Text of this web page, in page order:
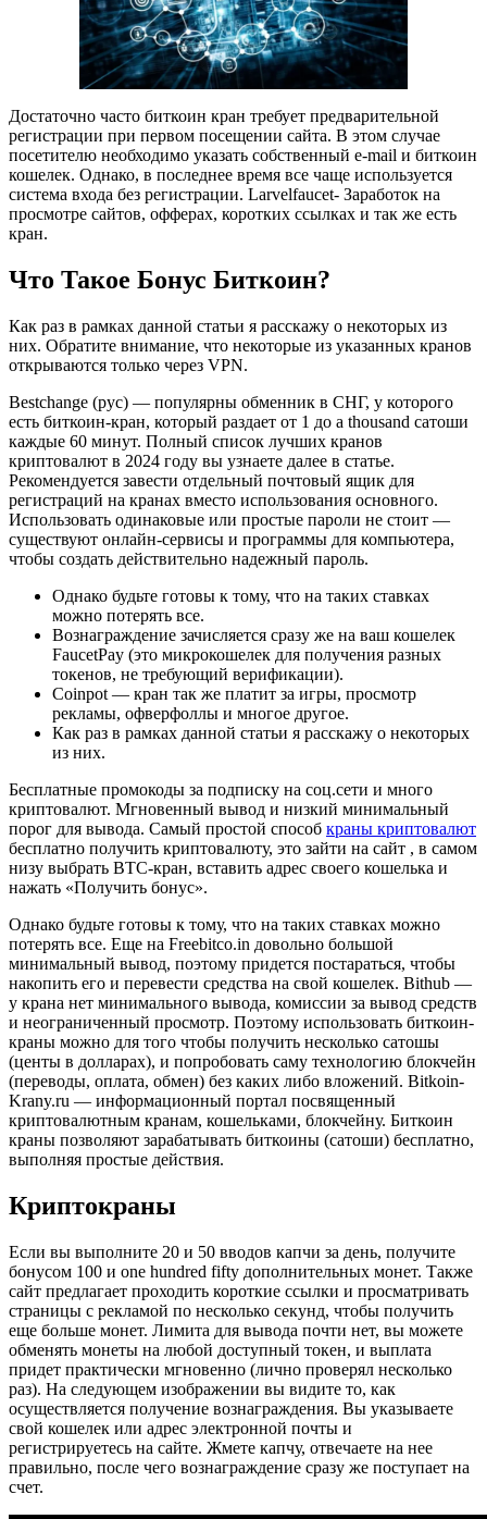
Достаточно часто биткоин кран требует предварительной
регистрации при первом посещении сайта. В этом случае
посетителю необходимо указать собственный e-mail и биткоин
кошелек. Однако, в последнее время все чаще используется
система входа без регистрации. Larvelfaucet- Заработок на
просмотре сайтов, офферах, коротких ссылках и так же есть
кран.
Что Такое Бонус Биткоин?
Как раз в рамках данной статьи я расскажу о некоторых из
них. Обратите внимание, что некоторые из указанных кранов
открываются только через VPN.
Bestchange (рус) — популярны обменник в СНГ, у которого
есть биткоин-кран, который раздает от 1 до a thousand сатоши
каждые 60 минут. Полный список лучших кранов
криптовалют в 2024 году вы узнаете далее в статье.
Рекомендуется завести отдельный почтовый ящик для
регистраций на кранах вместо использования основного.
Использовать одинаковые или простые пароли не стоит —
существуют онлайн-сервисы и программы для компьютера,
чтобы создать действительно надежный пароль.
Однако будьте готовы к тому, что на таких ставках
можно потерять все.
Вознаграждение зачисляется сразу же на ваш кошелек
FaucetPay (это микрокошелек для получения разных
токенов, не требующий верификации).
Сoinpot — кран так же платит за игры, просмотр
рекламы, офверфоллы и многое другое.
Как раз в рамках данной статьи я расскажу о некоторых
из них.
Бесплатные промокоды за подписку на соц.сети и много
криптовалют. Мгновенный вывод и низкий минимальный
порог для вывода. Самый простой способ краны криптовалют
бесплатно получить криптовалюту, это зайти на сайт , в самом
низу выбрать BTC-кран, вставить адрес своего кошелька и
нажать «Получить бонус».
Однако будьте готовы к тому, что на таких ставках можно
потерять все. Еще на Freebitco.in довольно большой
минимальный вывод, поэтому придется постараться, чтобы
накопить его и перевести средства на свой кошелек. Bithub —
у крана нет минимального вывода, комиссии за вывод средств
и неограниченный просмотр. Поэтому использовать биткоин-
краны можно для того чтобы получить несколько сатошы
(центы в долларах), и попробовать саму технологию блокчейн
(переводы, оплата, обмен) без каких либо вложений. Bitkoin-
Krany.ru — информационный портал посвященный
криптовалютным кранам, кошельками, блокчейну. Биткоин
краны позволяют зарабатывать биткоины (сатоши) бесплатно,
выполняя простые действия.
Криптокраны
Если вы выполните 20 и 50 вводов капчи за день, получите
бонусом 100 и one hundred fifty дополнительных монет. Также
сайт предлагает проходить короткие ссылки и просматривать
страницы с рекламой по несколько секунд, чтобы получить
еще больше монет. Лимита для вывода почти нет, вы можете
обменять монеты на любой доступный токен, и выплата
придет практически мгновенно (лично проверял несколько
раз). На следующем изображении вы видите то, как
осуществляется получение вознаграждения. Вы указываете
свой кошелек или адрес электронной почты и
регистрируетесь на сайте. Жмете капчу, отвечаете на нее
правильно, после чего вознаграждение сразу же поступает на
счет.